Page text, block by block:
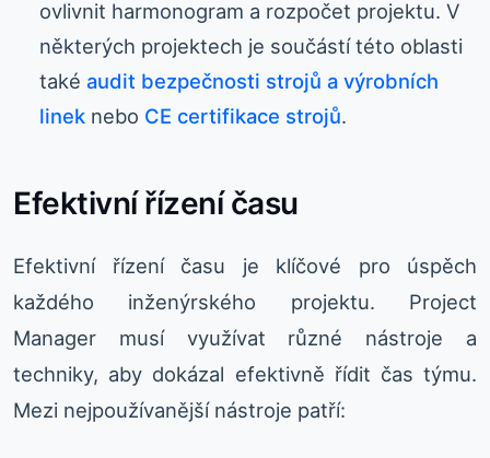
ovlivnit harmonogram a rozpočet projektu. V
některých projektech je součástí této oblasti
také audit bezpečnosti strojů a výrobních
linek nebo CE certifikace strojů.
Efektivní řízení času
Efektivní řízení času je klíčové pro úspěch
každého inženýrského projektu. Project
Manager musí využívat různé nástroje a
techniky, aby dokázal efektivně řídit čas týmu.
Mezi nejpoužívanější nástroje patří: